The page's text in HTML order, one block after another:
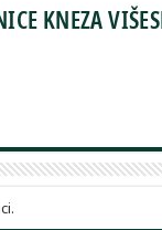
KNEZA